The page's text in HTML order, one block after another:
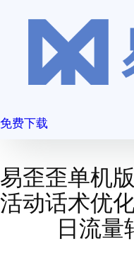
免费下载
易歪歪单机
活动话术优
日流量